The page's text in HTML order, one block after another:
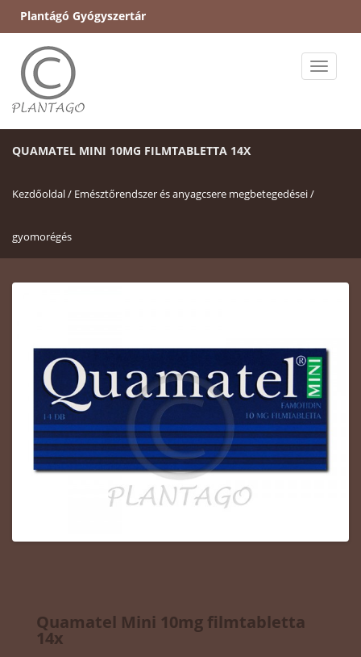
Plantágó Gyógyszertár
Toggle
QUAMATEL MINI 10MG FILMTABLETTA 14X
Kezdőoldal / Emésztőrendszer és anyagcsere megbetegedései /
gyomorégés
Quamatel Mini 10mg filmtabletta
14x